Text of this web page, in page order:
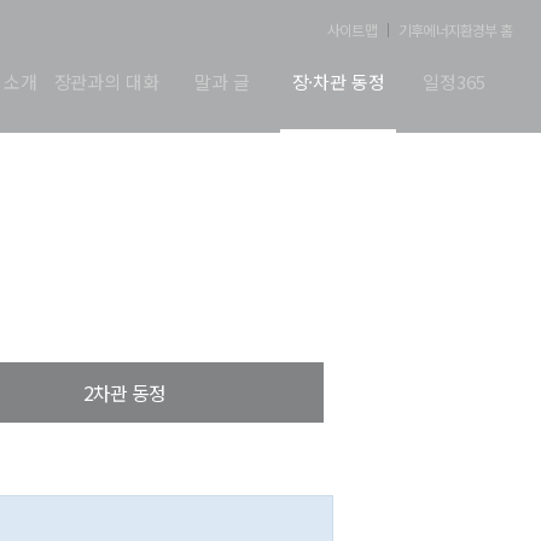
사이트맵 기후에너지환경부 홈
개 장관과의 대화 말과 글 장·차관 동정 일정365
2차관 동정